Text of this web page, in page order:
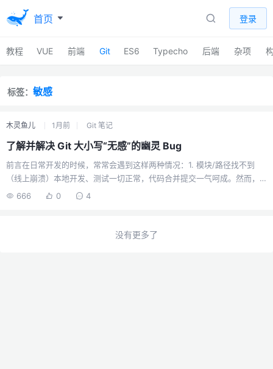
首页 登录
教程 VUE 前端 Git ES6 Typecho 后端 杂项
标签： 敏感
木灵鱼儿 1月前 Git 笔记
了解并解决 Git 大小写“无感”的幽灵 Bug
前言在日常开发的时候，常常会遇到这样两种情况：1. 模块/路径找不到
（线上崩溃）本地开发、测试一切正常，代码合并提交一气呵成。然而，
一到线上 CI/CD 部署构建，或者同事拉取代码，就直接报“找不到模块/路
为了大写 L），或者把 utils.js 改成了 Utils.js，而 Git 居然完全没有检测
666 0 4
没有更多了